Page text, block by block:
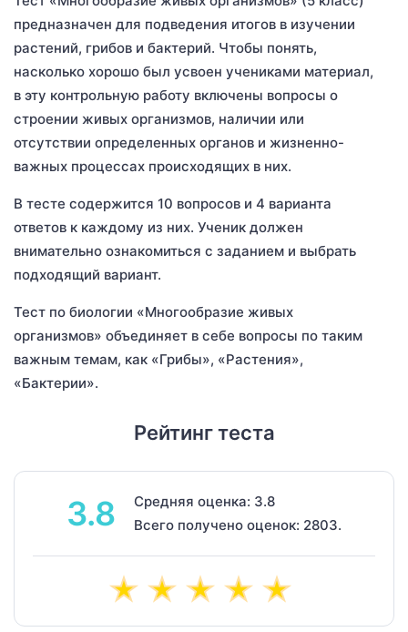
предназначен для подведения итогов в изучении
растений, грибов и бактерий. Чтобы понять,
насколько хорошо был усвоен учениками материал,
в эту контрольную работу включены вопросы о
строении живых организмов, наличии или
отсутствии определенных органов и жизненно-
важных процессах происходящих в них.
В тесте содержится 10 вопросов и 4 варианта
ответов к каждому из них. Ученик должен
внимательно ознакомиться с заданием и выбрать
подходящий вариант.
Тест по биологии «Многообразие живых
организмов» объединяет в себе вопросы по таким
важным темам, как «Грибы», «Растения»,
«Бактерии».
Рейтинг теста
3.8
Средняя оценка: 3.8
Всего получено оценок: 2803.